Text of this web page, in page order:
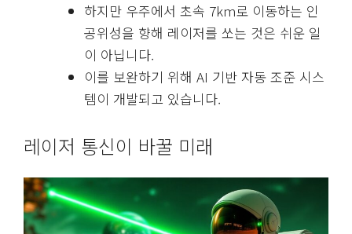
하지만 우주에서 초속 7km로 이동하는 인
공위성을 향해 레이저를 쏘는 것은 쉬운 일
이 아닙니다.
이를 보완하기 위해 AI 기반 자동 조준 시스
템이 개발되고 있습니다.
레이저 통신이 바꿀 미래